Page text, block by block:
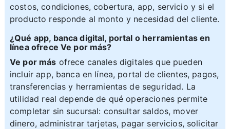
costos, condiciones, cobertura, app, servicio y si el
producto responde al monto y necesidad del cliente.
¿Qué app, banca digital, portal o herramientas en
línea ofrece Ve por más?
Ve por más ofrece canales digitales que pueden
incluir app, banca en línea, portal de clientes, pagos,
transferencias y herramientas de seguridad. La
utilidad real depende de qué operaciones permite
completar sin sucursal: consultar saldos, mover
dinero, administrar tarjetas, pagar servicios, solicitar